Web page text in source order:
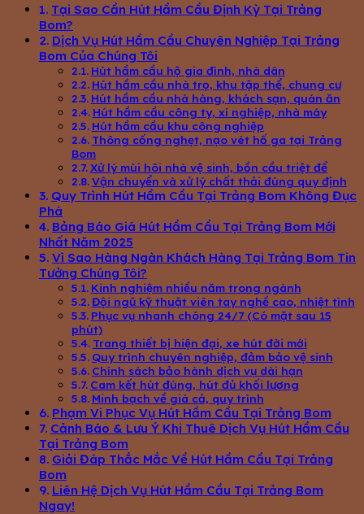
Tại Sao Cần Hút Hầm Cầu Định Kỳ Tại Trảng
Bom?
Dịch Vụ Hút Hầm Cầu Chuyên Nghiệp Tại Trảng
Bom Của Chúng Tôi
Hút hầm cầu hộ gia đình, nhà dân
Hút hầm cầu nhà trọ, khu tập thể, chung cư
Hút hầm cầu nhà hàng, khách sạn, quán ăn
Hút hầm cầu công ty, xí nghiệp, nhà máy
Hút hầm cầu khu công nghiệp
Thông cống nghẹt, nạo vét hố ga tại Trảng
Bom
Xử lý mùi hôi nhà vệ sinh, bồn cầu triệt để
Vận chuyển và xử lý chất thải đúng quy định
Quy Trình Hút Hầm Cầu Tại Trảng Bom Không Đục
Phá
Bảng Báo Giá Hút Hầm Cầu Tại Trảng Bom Mới
Nhất Năm 2025
Vì Sao Hàng Ngàn Khách Hàng Tại Trảng Bom Tin
Tưởng Chúng Tôi?
Kinh nghiệm nhiều năm trong ngành
Đội ngũ kỹ thuật viên tay nghề cao, nhiệt tình
Phục vụ nhanh chóng 24/7 (Có mặt sau 15
phút)
Trang thiết bị hiện đại, xe hút đời mới
Quy trình chuyên nghiệp, đảm bảo vệ sinh
Chính sách bảo hành dịch vụ dài hạn
Cam kết hút đúng, hút đủ khối lượng
Minh bạch về giá cả, quy trình
Phạm Vi Phục Vụ Hút Hầm Cầu Tại Trảng Bom
Cảnh Báo & Lưu Ý Khi Thuê Dịch Vụ Hút Hầm Cầu
Tại Trảng Bom
Giải Đáp Thắc Mắc Về Hút Hầm Cầu Tại Trảng
Bom
Liên Hệ Dịch Vụ Hút Hầm Cầu Tại Trảng Bom
Ngay!